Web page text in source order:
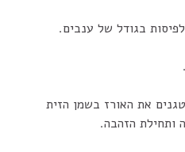
בגודל של ענבים.
את האורז בשמן הזית
ותחילת הזהבה.